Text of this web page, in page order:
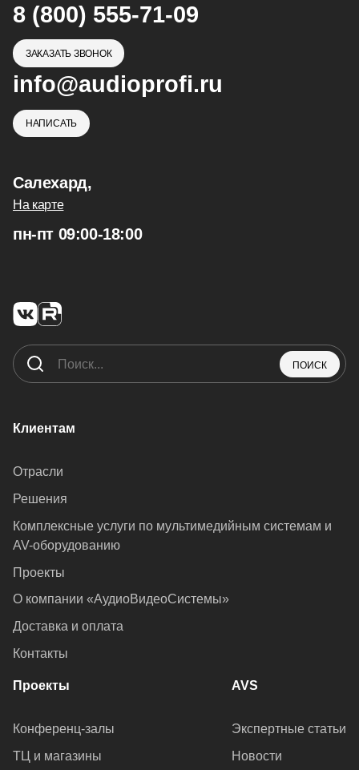
8 (800) 555-71-09
ЗАКАЗАТЬ ЗВОНОК
info@audioprofi.ru
НАПИСАТЬ
Салехард,
На карте
пн-пт 09:00-18:00
ПОИСК
Клиентам
Отрасли
Решения
Комплексные услуги по мультимедийным системам и
AV-оборудованию
Проекты
О компании «АудиоВидеоСистемы»
Доставка и оплата
Контакты
Проекты
Конференц-залы
ТЦ и магазины
AVS
Экспертные статьи
Новости